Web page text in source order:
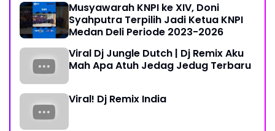
Musyawarah KNPI ke XIV, Doni
Syahputra Terpilih Jadi Ketua KNPI
Medan Deli Periode 2023-2026
Viral Dj Jungle Dutch | Dj Remix Aku
Mah Apa Atuh Jedag Jedug Terbaru
Viral! Dj Remix India